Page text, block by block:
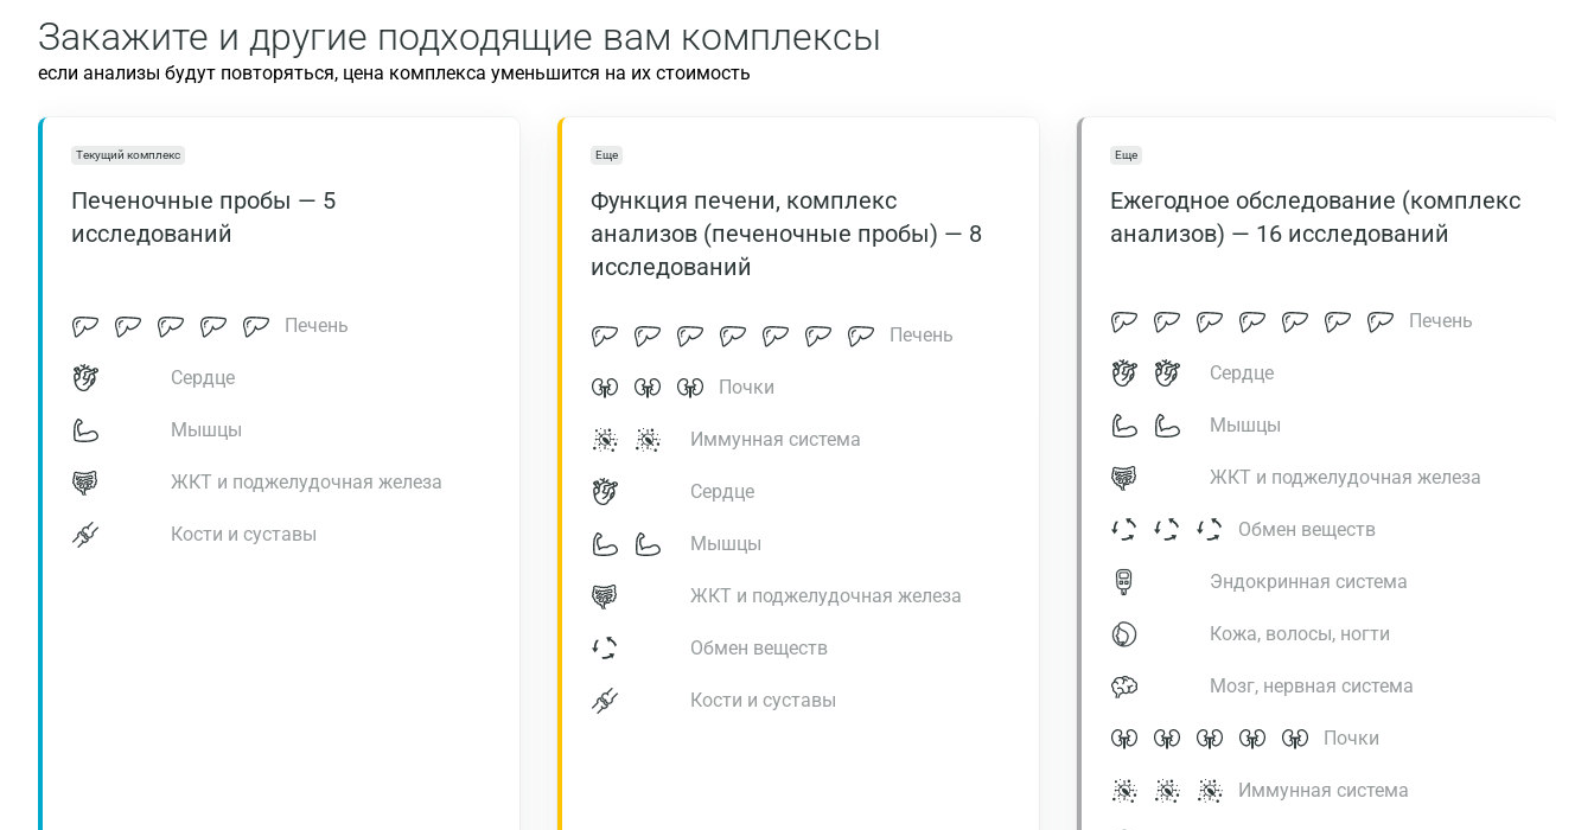
Закажите и другие подходящие вам комплексы
если анализы будут повторяться, цена комплекса уменьшится на их стоимость
Текущий комплекс
Печеночные пробы — 5
исследований
Печень
Сердце
Мышцы
ЖКТ и поджелудочная железа
Кости и суставы
Еще
Функция печени, комплекс
анализов (печеночные пробы) — 8
исследований
Печень
Почки
Иммунная система
Сердце
Мышцы
ЖКТ и поджелудочная железа
Обмен веществ
Кости и суставы
Еще
Ежегодное обследование (комплекс
анализов) — 16 исследований
Печень
Сердце
Мышцы
ЖКТ и поджелудочная железа
Обмен веществ
Эндокринная система
Кожа, волосы, ногти
Мозг, нервная система
Почки
Иммунная система
Москва